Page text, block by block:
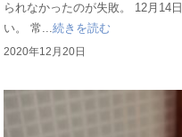
られなかったのが失敗。 12月14
い。 常...続きを読む
2020年12月20日